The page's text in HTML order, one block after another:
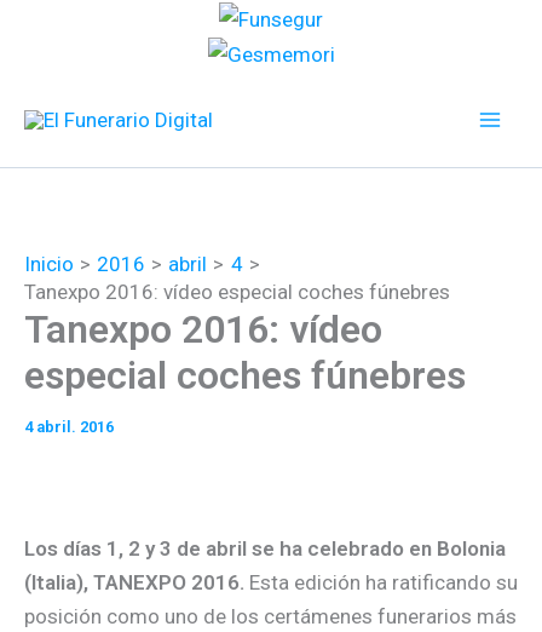
Inicio 2016 abril
4
Tanexpo 2016: vídeo especial coches fúnebres
Tanexpo 2016: vídeo
especial coches fúnebres
4 abril. 2016
Los días 1, 2 y 3 de abril se ha celebrado en Bolonia
(Italia), TANEXPO 2016. Esta edición ha ratificando su
posición como uno de los certámenes funerarios más